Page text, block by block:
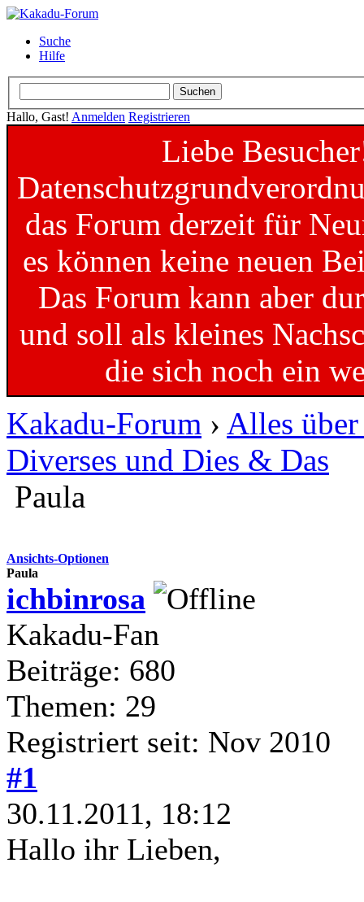
Suche
Hilfe
Hallo, Gast! Anmelden Registrieren
Liebe
das Forum derzeit für
es können keine neuen
Das Forum kann aber
und soll als kleines
die sich noch ein
Kakadu-Forum › Alles
Diverses und Dies & Das
Paula
Ansichts-Optionen
Paula
ichbinrosa
Kakadu-Fan
Beiträge: 680
Themen: 29
Registriert seit: Nov 2010
#1
30.11.2011, 18:12
Hallo ihr Lieben,